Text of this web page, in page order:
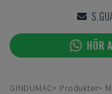
HÖR
GINDUMAC Produkter